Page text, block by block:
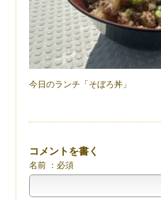
今日のランチ「そぼろ丼」
コメントを書く
名前 ：必須